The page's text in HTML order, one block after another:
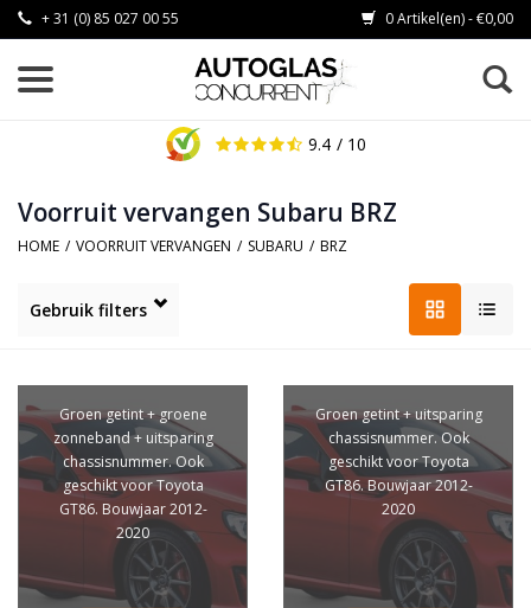
+ 31 (0) 85 027 00 55 0 Artikel(en) - €0,00
9.4 / 10
Voorruit vervangen Subaru BRZ
HOME / VOORRUIT VERVANGEN / SUBARU / BRZ
Gebruik filters
Groen getint + groene
zonneband + uitsparing
chassisnummer. Ook
geschikt voor Toyota
GT86. Bouwjaar 2012-
2020
Groen getint + uitsparing
chassisnummer. Ook
geschikt voor Toyota
GT86. Bouwjaar 2012-
2020